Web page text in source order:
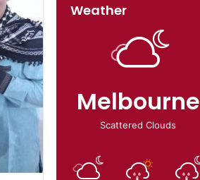
Weather
Melbourne
Scattered Clouds